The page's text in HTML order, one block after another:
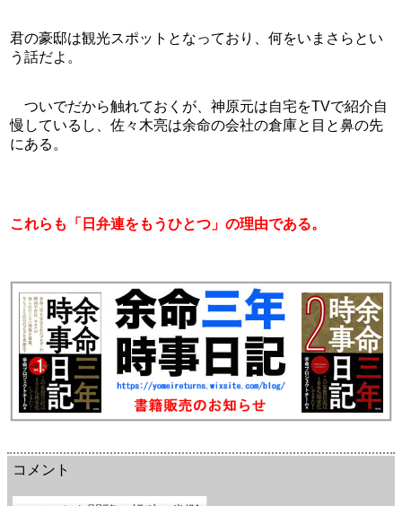
君の豪邸は観光スポットとなっており、何をいまさらとい
う話だよ。
ついでだから触れておくが、神原元は自宅をTVで紹介自
慢しているし、佐々木亮は余命の会社の倉庫と目と鼻の先
にある。
これらも「日弁連をもうひとつ」の理由である。
コメント